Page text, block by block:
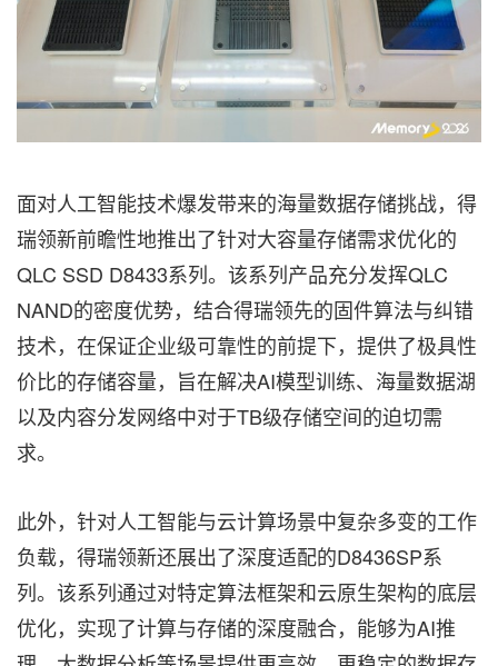
面对人工智能技术爆发带来的海量数据存储挑战，得
瑞领新前瞻性地推出了针对大容量存储需求优化的
QLC SSD D8433系列。该系列产品充分发挥QLC
NAND的密度优势，结合得瑞领先的固件算法与纠错
技术，在保证企业级可靠性的前提下，提供了极具性
价比的存储容量，旨在解决AI模型训练、海量数据湖
以及内容分发网络中对于TB级存储空间的迫切需
求。
此外，针对人工智能与云计算场景中复杂多变的工作
负载，得瑞领新还展出了深度适配的D8436SP系
列。该系列通过对特定算法框架和云原生架构的底层
优化，实现了计算与存储的深度融合，能够为AI推